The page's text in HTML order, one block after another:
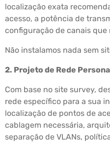
localização exata
acesso, a potência de
configuração de canais
Não instalamos nada sem
2. Projeto de Rede
Com base no site survey,
rede específico para a sua
localização de pontos de
cablagem necessária,
separação de VLANs,